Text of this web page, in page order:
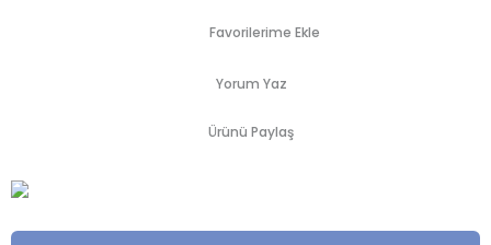
Yorum Yaz
Ürünü Paylaş